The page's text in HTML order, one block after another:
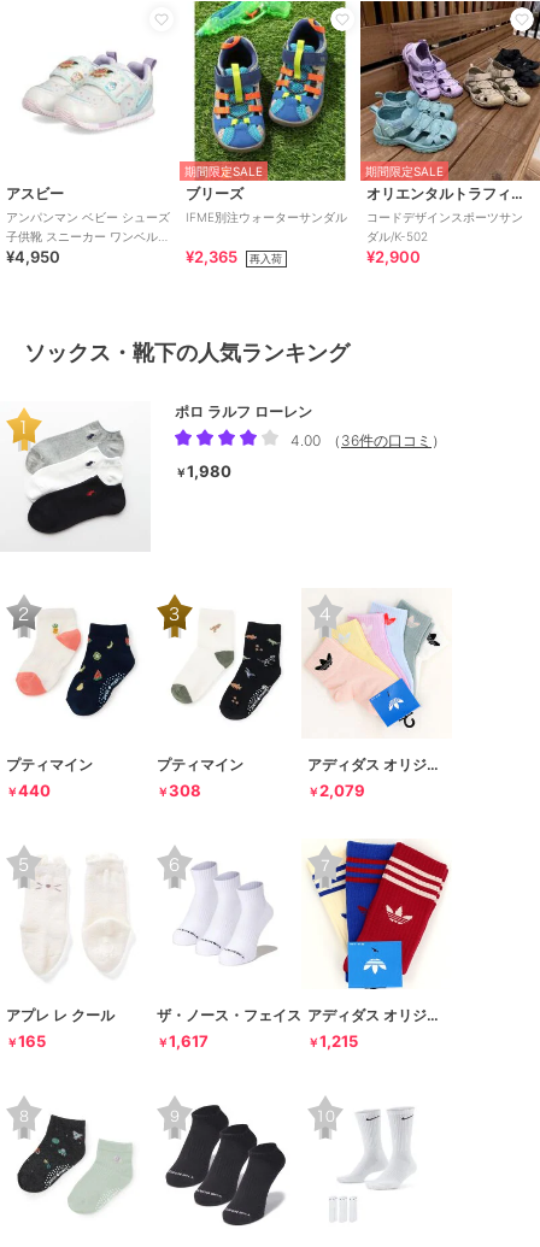
アスビー
アンパンマン ベビー シューズ
子供靴 スニーカー ワンベルト
AP B62
¥4,950
期間限定SALE
ブリーズ
IFME別注ウォーターサンダル
¥2,365 再入荷
期間限定SALE
オリエンタルトラフィック
コードデザインスポーツサン
ダル/K-502
¥2,900
ソックス・靴下の人気ランキング
ポロ ラルフ ローレン
4.00
（ 36件の口コミ ）
￥1,980
プティマイン
￥440
プティマイン
￥308
アディダス オリジナルス
￥2,079
アプレ レ クール
￥165
ザ・ノース・フェイス
￥1,617
アディダス オリジナルス
￥1,215